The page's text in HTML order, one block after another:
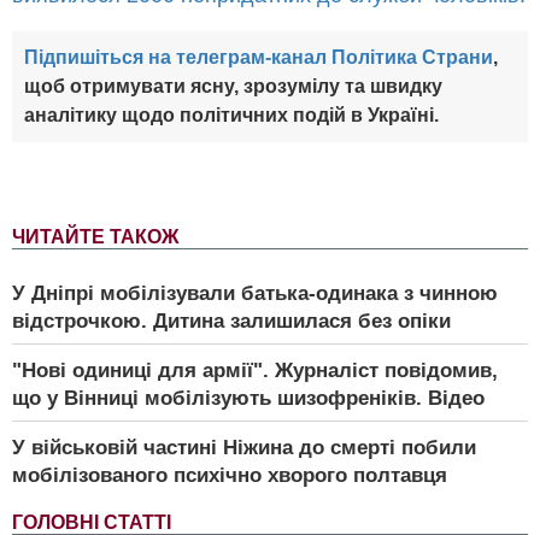
ЧИТАЙТЕ ТАКОЖ
У Дніпрі мобілізували батька-одинака з чинною
відстрочкою. Дитина залишилася без опіки
"Нові одиниці для армії". Журналіст повідомив,
що у Вінниці мобілізують шизофреніків. Відео
У військовій частині Ніжина до смерті побили
мобілізованого психічно хворого полтавця
Підпишіться на телеграм-канал Політика Страни,
щоб отримувати ясну, зрозумілу та швидку
аналітику щодо політичних подій в Україні.
ГОЛОВНІ СТАТТІ